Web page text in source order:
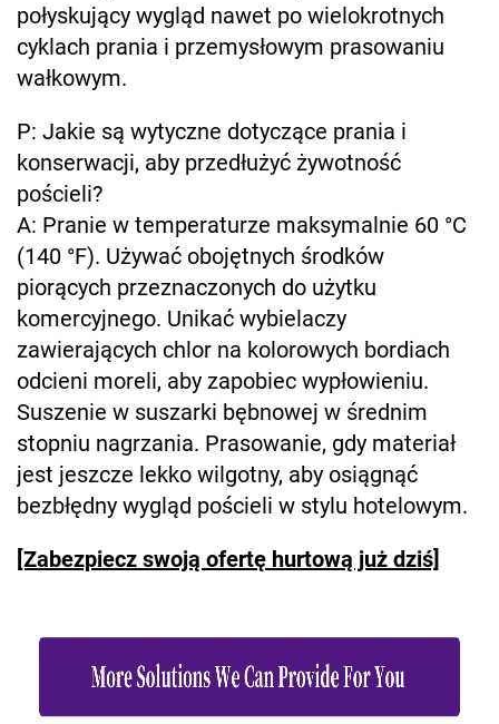
połyskujący wygląd nawet po wielokrotnych
cyklach prania i przemysłowym prasowaniu
wałkowym.
P: Jakie są wytyczne dotyczące prania i
konserwacji, aby przedłużyć żywotność
pościeli?
A: Pranie w temperaturze maksymalnie 60 °C
(140 °F). Używać obojętnych środków
piorących przeznaczonych do użytku
komercyjnego. Unikać wybielaczy
zawierających chlor na kolorowych bordiach
odcieni moreli, aby zapobiec wypłowieniu.
Suszenie w suszarki bębnowej w średnim
stopniu nagrzania. Prasowanie, gdy materiał
jest jeszcze lekko wilgotny, aby osiągnąć
bezbłędny wygląd pościeli w stylu hotelowym.
[Zabezpiecz swoją ofertę hurtową już dziś]